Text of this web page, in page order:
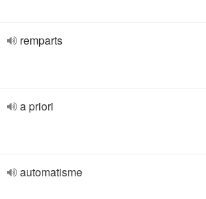
remparts
a priori
automatisme